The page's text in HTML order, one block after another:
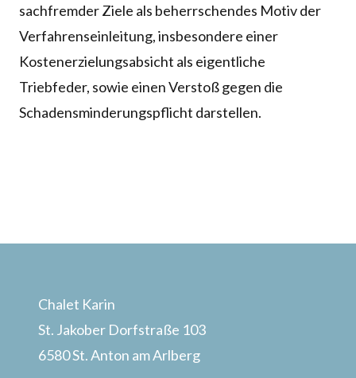
sachfremder Ziele als beherrschendes Motiv der
Verfahrenseinleitung, insbesondere einer
Kostenerzielungsabsicht als eigentliche
Triebfeder, sowie einen Verstoß gegen die
Schadensminderungspflicht darstellen.
Chalet Karin
St. Jakober Dorfstraße 103
6580 St. Anton am Arlberg